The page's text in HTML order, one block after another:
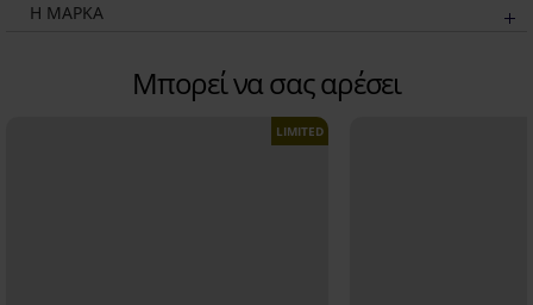
Η ΜΆΡΚΑ
Μπορεί να σας αρέσει
LIMITED